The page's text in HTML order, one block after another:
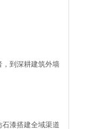
到深耕建筑外墙
漆搭建全域渠道